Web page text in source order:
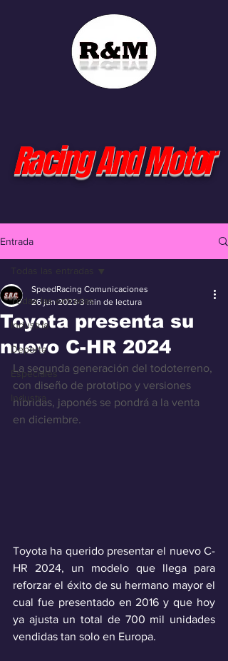
Racing And Motor
Entrada
Todas las entradas
Industria
Deporte
Especiales
Industra
Todas las entradas
Toyota presenta su
nuevo C-HR 2024
SpeedRacing Comunicaciones
26 jun 2023 3 min de lectura
La segunda generación del todoterreno,
con diseño de prototipo y versiones
híbridas, japonés se pondrá a la venta
en diciembre.
Toyota ha querido presentar el nuevo C-
HR 2024, un modelo que llega para
reforzar el éxito de su hermano mayor el
cual fue presentado en 2016 y que hoy
ya ajusta un total de 700 mil unidades
vendidas tan solo en Europa.